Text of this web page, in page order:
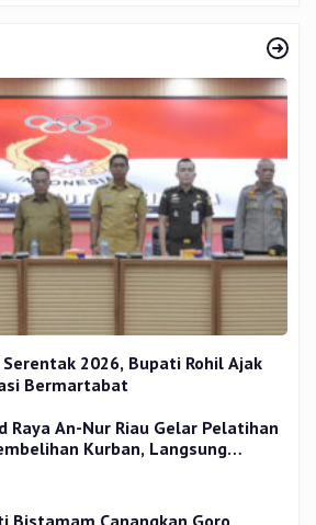
2026, Bupati Rohil Ajak
Bermartabat
Raya An-Nur Riau Gelar Pelatihan
Kurban, Langsung
Bistamam Canangkan Goro